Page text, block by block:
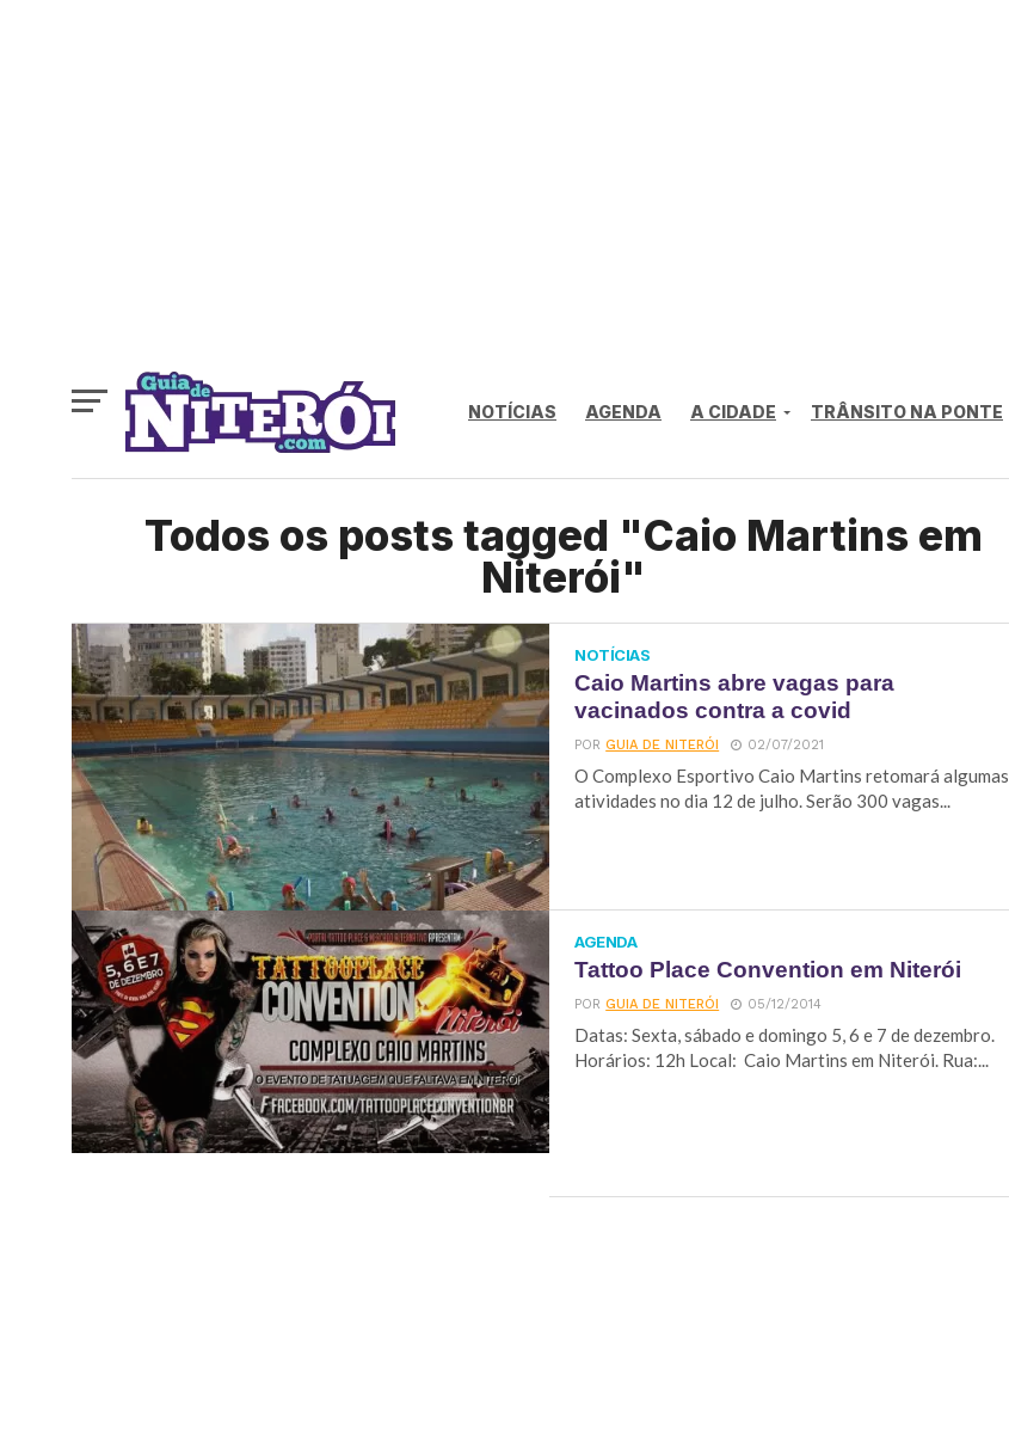
NOTÍCIAS AGENDA A CIDADE TRÂNSITO NA PONTE
Todos os posts tagged "Caio Martins em
Niterói"
NOTÍCIAS
Caio Martins abre vagas para
vacinados contra a covid
PORGUIA DE NITERÓI 02/07/2021
O Complexo Esportivo Caio Martins retomará algumas
atividades no dia 12 de julho. Serão 300 vagas...
AGENDA
Tattoo Place Convention em Niterói
PORGUIA DE NITERÓI 05/12/2014
Datas: Sexta, sábado e domingo 5, 6 e 7 de dezembro.
Horários: 12h Local: Caio Martins em Niterói. Rua:...